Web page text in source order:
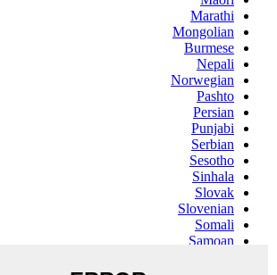
Marathi
Mongolian
Burmese
Nepali
Norwegian
Pashto
Persian
Punjabi
Serbian
Sesotho
Sinhala
Slovak
Slovenian
Somali
Samoan